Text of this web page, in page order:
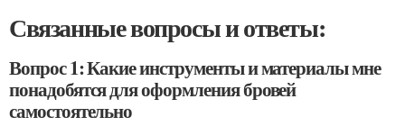
Связанные вопросы и ответы:
Вопрос 1: Какие инструменты и материалы мне
понадобятся для оформления бровей
самостоятельно